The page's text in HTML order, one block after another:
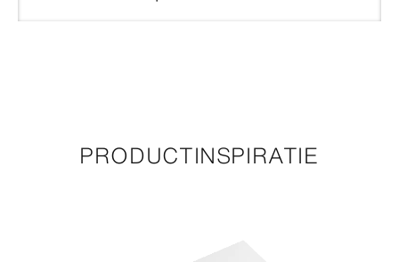
PRODUCTINSPIRATIE